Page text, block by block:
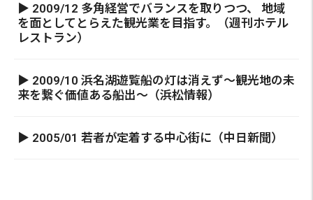
▶ 2009/12 多角経営でバランスを取りつつ、 地域
を面としてとらえた観光業を目指す。（週刊ホテル
レストラン）
▶ 2009/10 浜名湖遊覧船の灯は消えず～観光地の未
来を繋ぐ価値ある船出～（浜松情報）
▶ 2005/01 若者が定着する中心街に（中日新聞）